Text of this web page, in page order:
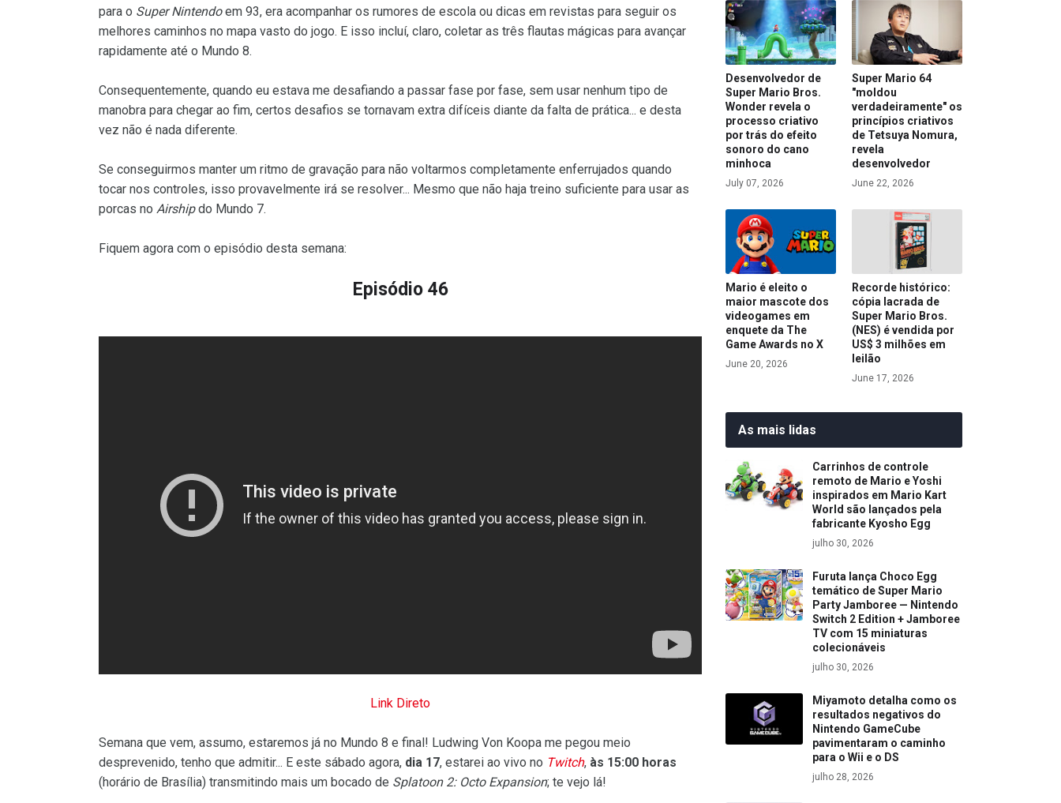
para o Super Nintendoem 93, era acompanhar os rumores de escola ou dicas em revistas para seguir os
melhores caminhos no mapa vasto do jogo. E isso incluí, claro, coletar as três flautas mágicas para avançar
rapidamente até o Mundo 8.
Consequentemente, quando eu estava me desafiando a passar fase por fase, sem usar nenhum tipo de
manobra para chegar ao fim, certos desafios se tornavam extra difíceis diante da falta de prática... e desta
vez não é nada diferente.
Se conseguirmos manter um ritmo de gravação para não voltarmos completamente enferrujados quando
tocar nos controles, isso provavelmente irá se resolver... Mesmo que não haja treino suficiente para usar as
porcas no Airshipdo Mundo 7.
Fiquem agora com o episódio desta semana:
Episódio 46
Link Direto
Semana que vem, assumo, estaremos já no Mundo 8 e final! Ludwing Von Koopa me pegou meio
desprevenido, tenho que admitir... E este sábado agora, dia 17, estarei ao vivo no Twitch, às 15:00 horas
(horário de Brasília) transmitindo mais um bocado de Splatoon 2: Octo Expansion; te vejo lá!
Desenvolvedor de
Super Mario Bros.
Wonder revela o
processo criativo
por trás do efeito
sonoro do cano
minhoca
July 07, 2026
Super Mario 64
"moldou
verdadeiramente" os
princípios criativos
de Tetsuya Nomura,
revela
desenvolvedor
June 22, 2026
Mario é eleito o
maior mascote dos
videogames em
enquete da The
Game Awards no X
June 20, 2026
Recorde histórico:
cópia lacrada de
Super Mario Bros.
(NES) é vendida por
US$ 3 milhões em
leilão
June 17, 2026
As mais lidas
Carrinhos de controle
remoto de Mario e Yoshi
inspirados em Mario Kart
World são lançados pela
fabricante Kyosho Egg
julho 30, 2026
Furuta lança Choco Egg
temático de Super Mario
Party Jamboree — Nintendo
Switch 2 Edition + Jamboree
TV com 15 miniaturas
colecionáveis
julho 30, 2026
Miyamoto detalha como os
resultados negativos do
Nintendo GameCube
pavimentaram o caminho
para o Wii e o DS
julho 28, 2026